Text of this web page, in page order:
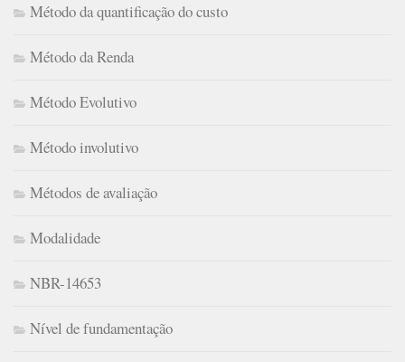
Método da quantificação do custo
Método da Renda
Método Evolutivo
Método involutivo
Métodos de avaliação
Modalidade
NBR-14653
Nível de fundamentação